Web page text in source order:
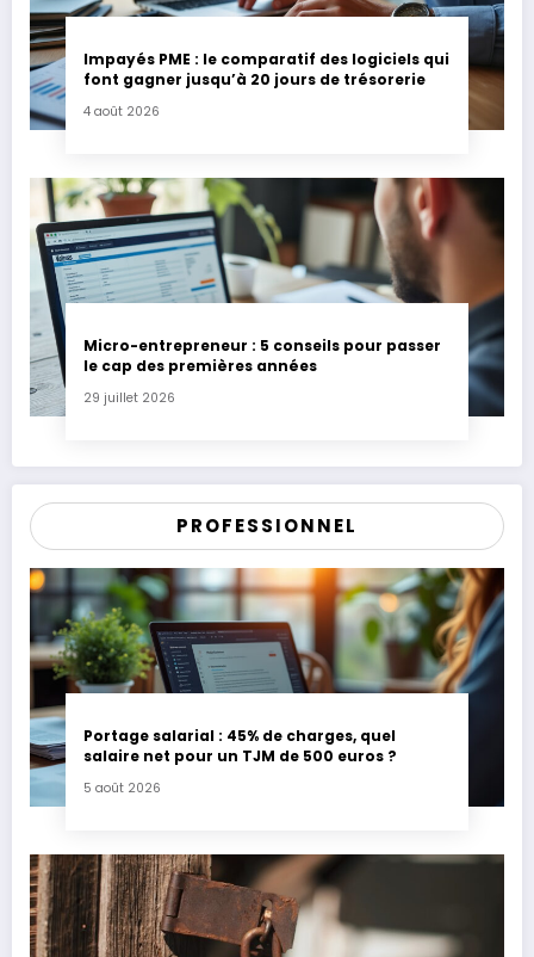
Impayés PME : le comparatif des logiciels qui
font gagner jusqu’à 20 jours de trésorerie
4 août 2026
Micro-entrepreneur : 5 conseils pour passer
le cap des premières années
29 juillet 2026
PROFESSIONNEL
Portage salarial : 45% de charges, quel
salaire net pour un TJM de 500 euros ?
5 août 2026